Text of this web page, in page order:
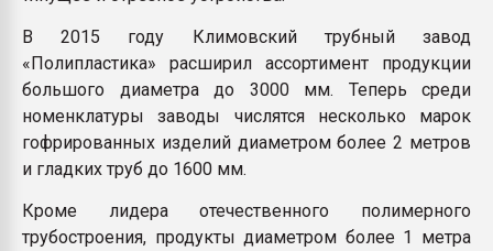
В 2015 году Климовский трубный завод
«Полипластика» расширил ассортимент продукции
большого диаметра до 3000 мм. Теперь среди
номенклатуры заводы числятся несколько марок
гофрированных изделий диаметром более 2 метров
и гладких труб до 1600 мм.
Кроме лидера отечественного полимерного
трубостроения, продукты диаметром более 1 метра